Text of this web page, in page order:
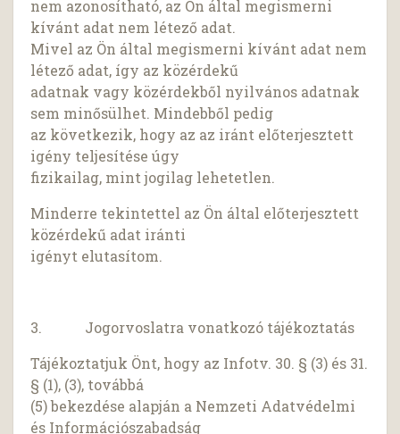
nem azonosítható, az Ön által megismerni
kívánt adat nem létező adat.
Mivel az Ön által megismerni kívánt adat nem
létező adat, így az közérdekű
adatnak vagy közérdekből nyilvános adatnak
sem minősülhet. Mindebből pedig
az következik, hogy az az iránt előterjesztett
igény teljesítése úgy
fizikailag, mint jogilag lehetetlen.
Minderre tekintettel az Ön által előterjesztett
közérdekű adat iránti
igényt elutasítom.
3. Jogorvoslatra vonatkozó tájékoztatás
Tájékoztatjuk Önt, hogy az Infotv. 30. § (3) és 31.
§ (1), (3), továbbá
(5) bekezdése alapján a Nemzeti Adatvédelmi
és Információszabadság